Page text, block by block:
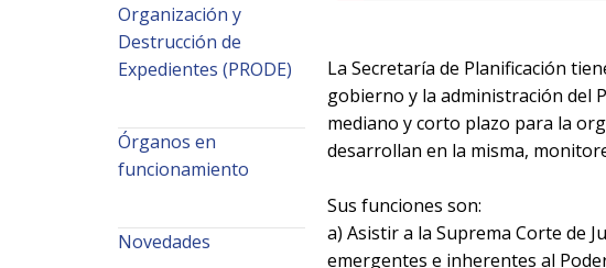
Organización y
Destrucción de
Expedientes (PRODE)
Órganos en
funcionamiento
Novedades
La Secretaría de Planificación
gobierno y la administración del
mediano y corto plazo para la
desarrollan en la misma,
Sus funciones son:
a) Asistir a la Suprema Corte de
emergentes e inherentes al